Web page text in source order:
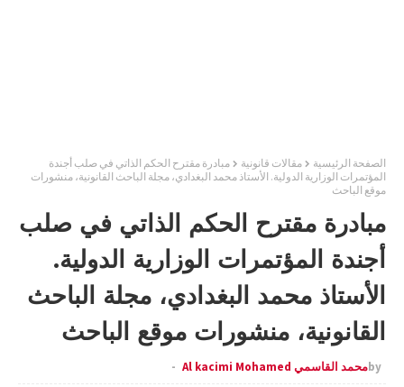
الصفحة الرئيسية مقالات قانونية
مبادرة مقترح الحكم الذاتي في صلب أجندة
المؤتمرات الوزارية الدولية. الأستاذ محمد البغدادي، مجلة الباحث القانونية، منشورات
موقع الباحث
مبادرة مقترح الحكم الذاتي في صلب
أجندة المؤتمرات الوزارية الدولية.
الأستاذ محمد البغدادي، مجلة الباحث
القانونية، منشورات موقع الباحث
byمحمد القاسمي Al kacimi Mohamed